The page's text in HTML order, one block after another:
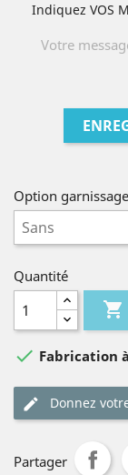
Indiquez VOS
Option garnissage
Quantité

 Fabrication
Donnez
Partager